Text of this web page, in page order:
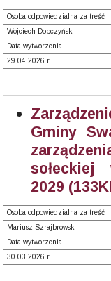
Osoba odpowiedzialna za treść
Wojciech Dobczyński
Data wytworzenia
29.04.2026 r.
Gminy
2029
Osoba odpowiedzialna za treść
Mariusz Szrajbrowski
Data wytworzenia
30.03.2026 r.